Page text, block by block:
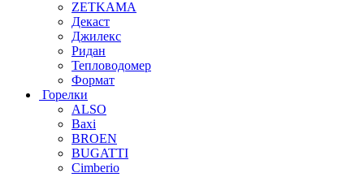
ZETKAMA
Декаст
Джилекс
Ридан
Тепловодомер
Формат
Горелки
ALSO
Baxi
BROEN
BUGATTI
Cimberio